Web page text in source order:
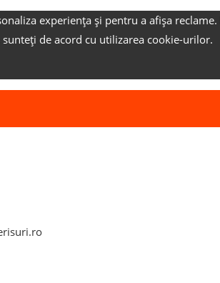
experiența și pentru a afișa reclame.
de acord cu utilizarea cookie-urilor.